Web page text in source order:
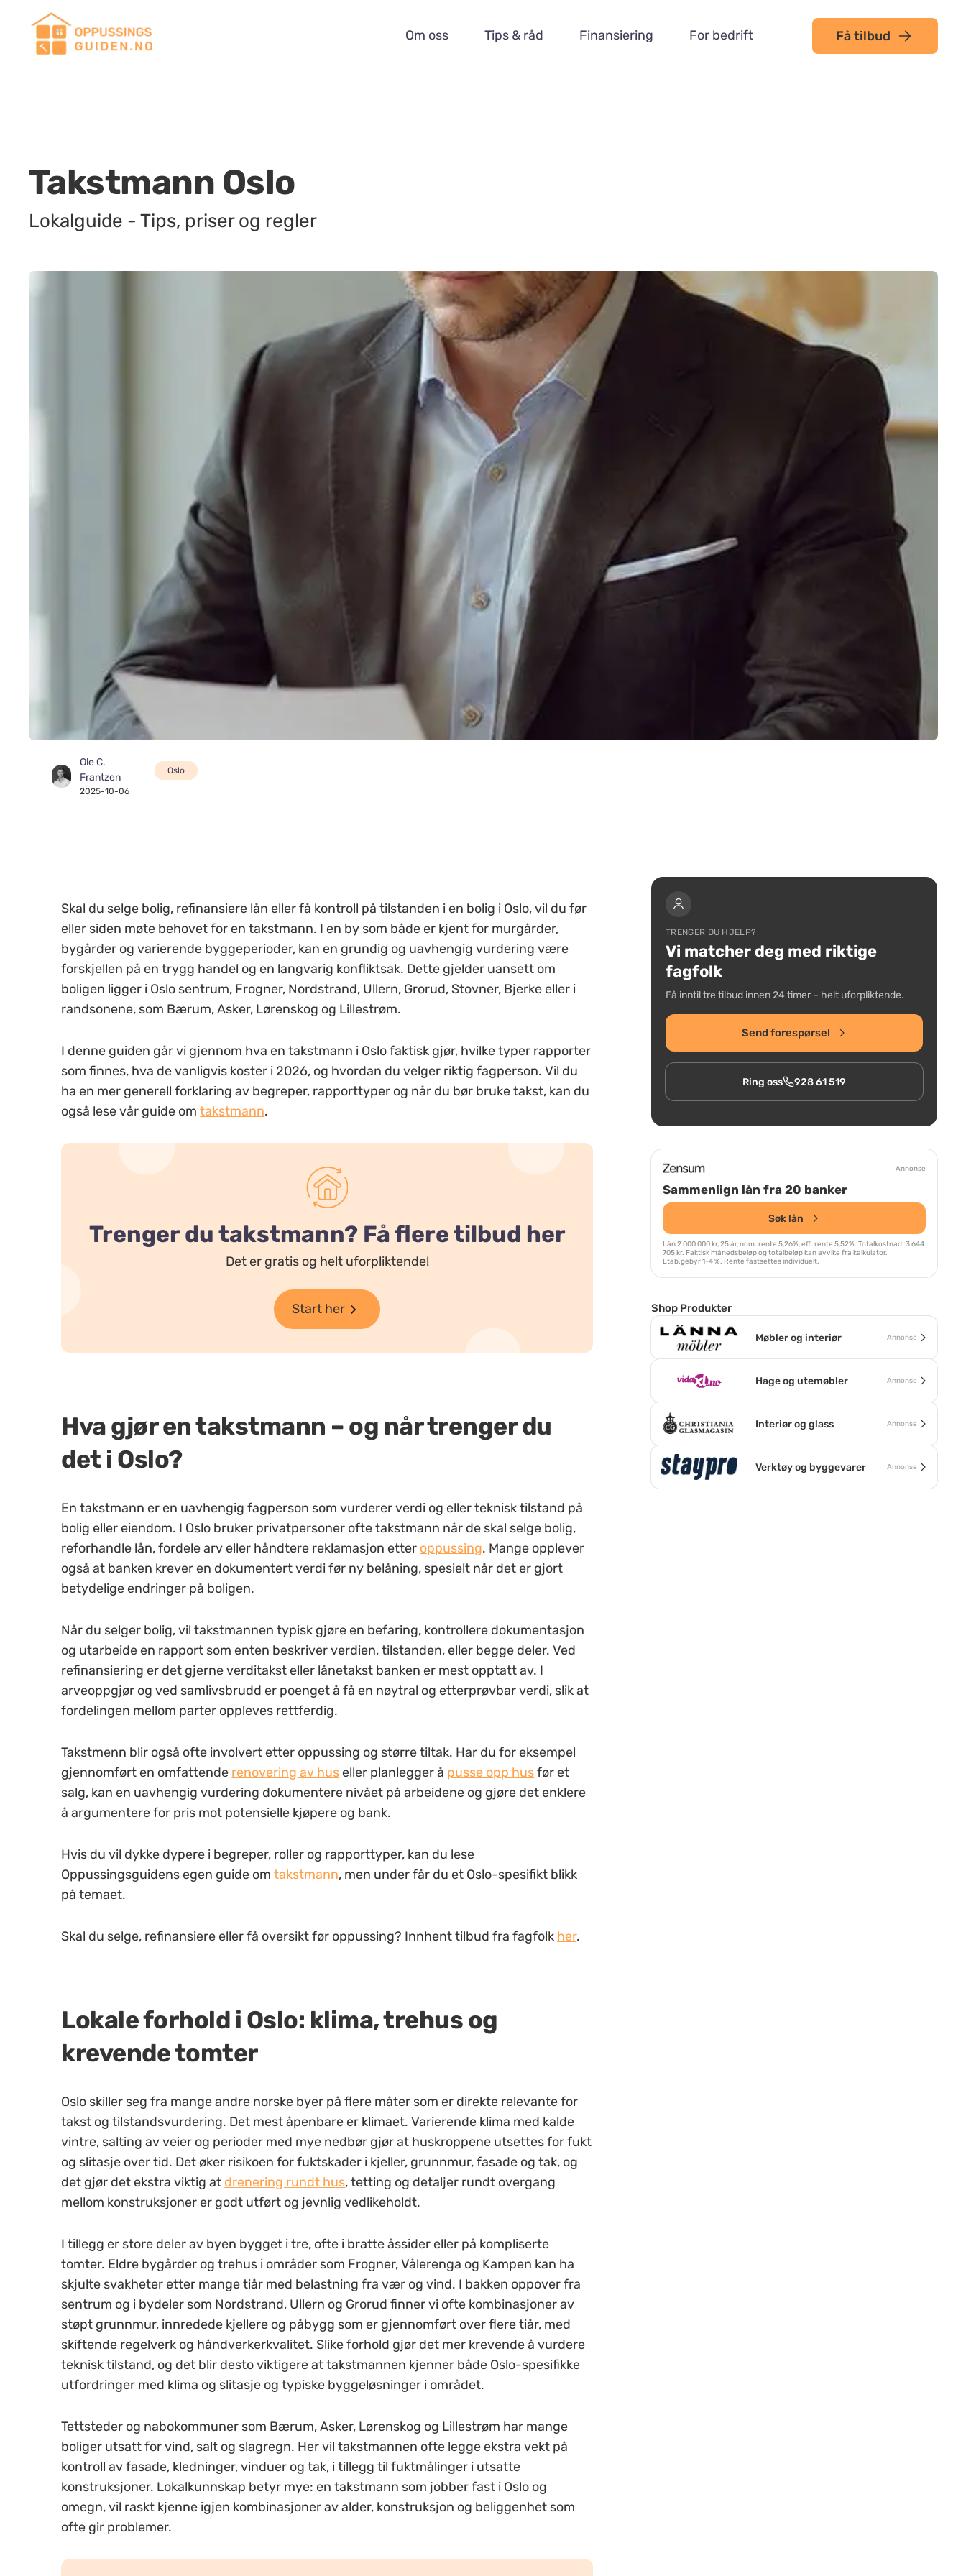
Om oss Tips & råd Finansiering For bedrift Få tilbud
Takstmann Oslo
Lokalguide - Tips, priser og regler
Ole C.
Frantzen
2025-10-06
Oslo
Skal du selge bolig, refinansiere lån eller få kontroll på tilstanden i en bolig i Oslo, vil du før
eller siden møte behovet for en takstmann. I en by som både er kjent for murgårder,
bygårder og varierende byggeperioder, kan en grundig og uavhengig vurdering være
forskjellen på en trygg handel og en langvarig konfliktsak. Dette gjelder uansett om
boligen ligger i Oslo sentrum, Frogner, Nordstrand, Ullern, Grorud, Stovner, Bjerke eller i
randsonene, som Bærum, Asker, Lørenskog og Lillestrøm.
I denne guiden går vi gjennom hva en takstmann i Oslo faktisk gjør, hvilke typer rapporter
som finnes, hva de vanligvis koster i 2026, og hvordan du velger riktig fagperson. Vil du
ha en mer generell forklaring av begreper, rapporttyper og når du bør bruke takst, kan du
også lese vår guide omtakstmann.
Trenger du takstmann? Få flere tilbud her
Det er gratis og helt uforpliktende!
Start her
Hva gjør en takstmann – og når trenger du
det i Oslo?
En takstmann er en uavhengig fagperson som vurderer verdi og eller teknisk tilstand på
bolig eller eiendom. I Oslo bruker privatpersoner ofte takstmann når de skal selge bolig,
reforhandle lån, fordele arv eller håndtere reklamasjon etter oppussing. Mange opplever
også at banken krever en dokumentert verdi før ny belåning, spesielt når det er gjort
betydelige endringer på boligen.
Når du selger bolig, vil takstmannen typisk gjøre en befaring, kontrollere dokumentasjon
og utarbeide en rapport som enten beskriver verdien, tilstanden, eller begge deler. Ved
refinansiering er det gjerne verditakst eller lånetakst banken er mest opptatt av. I
arveoppgjør og ved samlivsbrudd er poenget å få en nøytral og etterprøvbar verdi, slik at
fordelingen mellom parter oppleves rettferdig.
Takstmenn blir også ofte involvert etter oppussing og større tiltak. Har du for eksempel
gjennomført en omfattende renovering av hus eller planlegger å pusse opp husfør et
salg, kan en uavhengig vurdering dokumentere nivået på arbeidene og gjøre det enklere
å argumentere for pris mot potensielle kjøpere og bank.
Hvis du vil dykke dypere i begreper, roller og rapporttyper, kan du lese
Oppussingsguidens egen guide omtakstmann, men under får du et Oslo-spesifikt blikk
på temaet.
Skal du selge, refinansiere eller få oversikt før oppussing? Innhent tilbud fra fagfolk her.
Lokale forhold i Oslo: klima, trehus og
krevende tomter
Oslo skiller seg fra mange andre norske byer på flere måter som er direkte relevante for
takst og tilstandsvurdering. Det mest åpenbare er klimaet. Varierende klima med kalde
vintre, salting av veier og perioder med mye nedbør gjør at huskroppene utsettes for fukt
og slitasje over tid. Det øker risikoen for fuktskader i kjeller, grunnmur, fasade og tak, og
det gjør det ekstra viktig at drenering rundt hus, tetting og detaljer rundt overgang
mellom konstruksjoner er godt utført og jevnlig vedlikeholdt.
I tillegg er store deler av byen bygget i tre, ofte i bratte åssider eller på kompliserte
tomter. Eldre bygårder og trehus i områder som Frogner, Vålerenga og Kampen kan ha
skjulte svakheter etter mange tiår med belastning fra vær og vind. I bakken oppover fra
sentrum og i bydeler som Nordstrand, Ullern og Grorud finner vi ofte kombinasjoner av
støpt grunnmur, innredede kjellere og påbygg som er gjennomført over flere tiår, med
skiftende regelverk og håndverkerkvalitet. Slike forhold gjør det mer krevende å vurdere
teknisk tilstand, og det blir desto viktigere at takstmannen kjenner både Oslo-spesifikke
utfordringer med klima og slitasje og typiske byggeløsninger i området.
Tettsteder og nabokommuner som Bærum, Asker, Lørenskog og Lillestrøm har mange
boliger utsatt for vind, salt og slagregn. Her vil takstmannen ofte legge ekstra vekt på
kontroll av fasade, kledninger, vinduer og tak, i tillegg til fuktmålinger i utsatte
konstruksjoner. Lokalkunnskap betyr mye: en takstmann som jobber fast i Oslo og
omegn, vil raskt kjenne igjen kombinasjoner av alder, konstruksjon og beliggenhet som
ofte gir problemer.
TRENGER DU HJELP?
Vi matcher deg med riktige
fagfolk
Få inntil tre tilbud innen 24 timer – helt uforpliktende.
Send forespørsel
Ring oss 928 61 519
Annonse
Sammenlign lån fra 20 banker
Søk lån
Lån 2 000 000 kr, 25 år, nom. rente 5,26%, eff. rente 5,52%. Totalkostnad: 3 644
705 kr. Faktisk månedsbeløp og totalbeløp kan avvike fra kalkulator.
Etab.gebyr 1-4 %. Rente fastsettes individuelt.
Shop Produkter
Møbler og interiør Annonse
Hage og utemøbler Annonse
Interiør og glass Annonse
Verktøy og byggevarer Annonse